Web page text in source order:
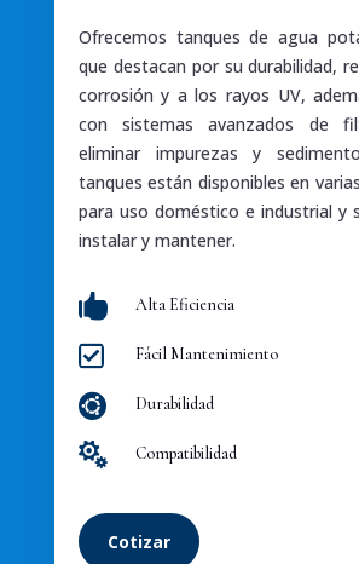
Ofrecemos tanques de agua
que destacan por su durabilidad,
corrosión y a los rayos UV,
con sistemas avanzados de
eliminar impurezas y
tanques están disponibles en
para uso doméstico e industrial y
instalar y mantener.
 Alta Eficiencia
 Fácil Mantenimiento
 Durabilidad
 Compatibilidad
Cotizar